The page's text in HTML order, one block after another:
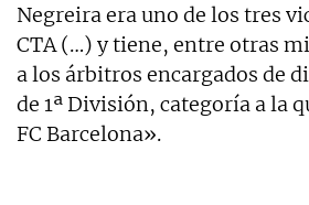
Negreira era uno de los tres
CTA (…) y tiene, entre otras
a los árbitros encargados de
de 1ª División, categoría a la
FC Barcelona».